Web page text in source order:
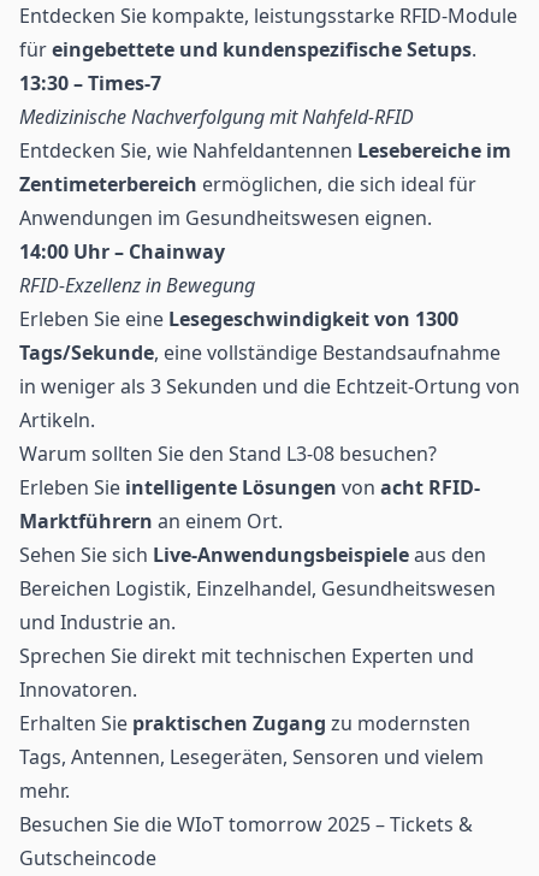
Entdecken Sie kompakte, leistungsstarke RFID-Module
füreingebettete und kundenspezifische Setups.
13:30 – Times-7
Medizinische Nachverfolgung mit Nahfeld-RFID
Entdecken Sie, wie Nahfeldantennen Lesebereiche im
Zentimeterbereich ermöglichen, die sich ideal für
Anwendungen im Gesundheitswesen eignen.
14:00 Uhr – Chainway
RFID-Exzellenz in Bewegung
Erleben Sie eine Lesegeschwindigkeit von 1300
Tags/Sekunde, eine vollständige Bestandsaufnahme
in weniger als 3 Sekunden und die Echtzeit-Ortung von
Artikeln.
Warum sollten Sie den Stand L3-08 besuchen?
Erleben Sie intelligente Lösungen von acht RFID-
Marktführern an einem Ort.
Sehen Sie sich Live-Anwendungsbeispieleaus den
Bereichen Logistik, Einzelhandel, Gesundheitswesen
und Industrie an.
Sprechen Sie direkt mit technischen Experten und
Innovatoren.
Erhalten Sie praktischen Zugang zu modernsten
Tags, Antennen, Lesegeräten, Sensoren und vielem
mehr.
Besuchen Sie die WIoT tomorrow 2025 – Tickets &
Gutscheincode